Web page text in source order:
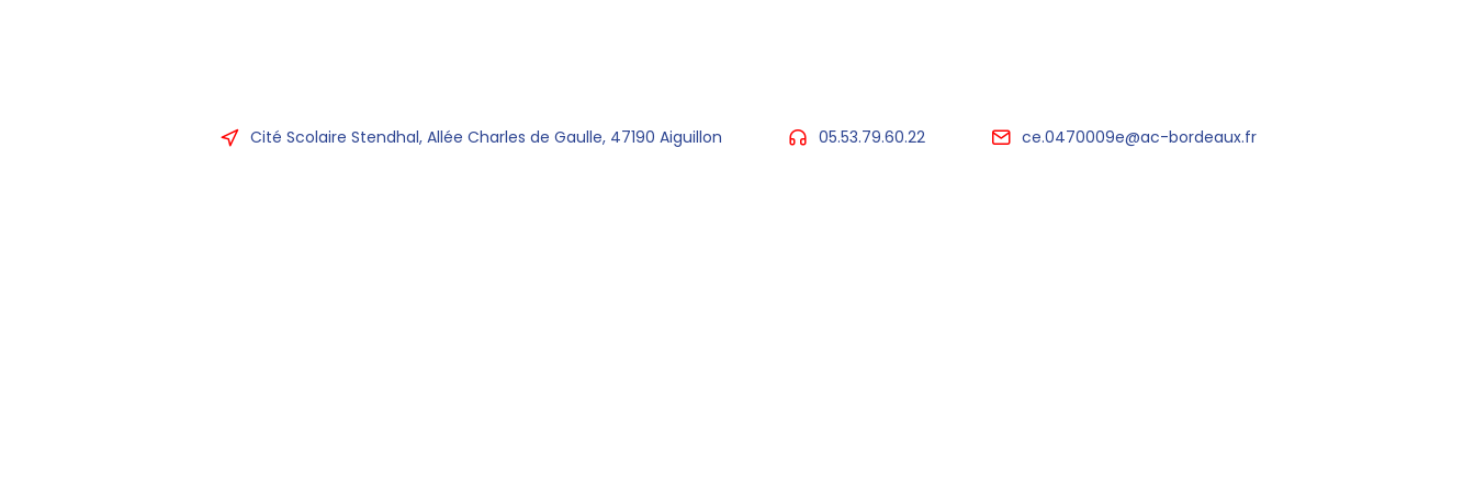
Cité Scolaire Stendhal, Allée Charles de Gaulle, 47190 Aiguillon 05.53.79.60.22 ce.0470009e@ac-bordeaux.fr